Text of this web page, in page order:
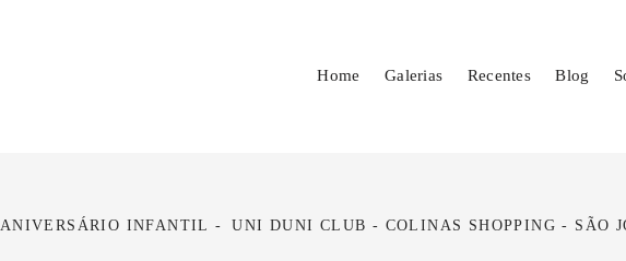
Home Galerias Recentes Blog
ANIVERSÁRIO INFANTIL UNI DUNI CLUB - COLINAS SHOPPING - SÃO